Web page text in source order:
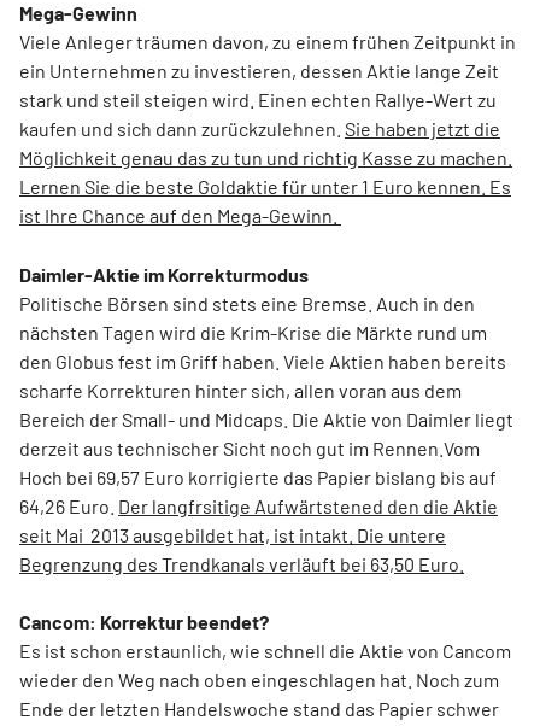
Mega-Gewinn
Viele Anleger träumen davon, zu einem frühen Zeitpunkt in
ein Unternehmen zu investieren, dessen Aktie lange Zeit
stark und steil steigen wird. Einen echten Rallye-Wert zu
kaufen und sich dann zurückzulehnen. Sie haben jetzt die
Möglichkeit genau das zu tun und richtig Kasse zu machen.
Lernen Sie die beste Goldaktie für unter 1 Euro kennen. Es
ist Ihre Chance auf den Mega-Gewinn.
Daimler-Aktie im Korrekturmodus
Politische Börsen sind stets eine Bremse. Auch in den
nächsten Tagen wird die Krim-Krise die Märkte rund um
den Globus fest im Griff haben. Viele Aktien haben bereits
scharfe Korrekturen hinter sich, allen voran aus dem
Bereich der Small- und Midcaps. Die Aktie von Daimler liegt
derzeit aus technischer Sicht noch gut im Rennen.Vom
Hoch bei 69,57 Euro korrigierte das Papier bislang bis auf
64,26 Euro. Der langfrsitige Aufwärtstened den die Aktie
seit Mai 2013 ausgebildet hat, ist intakt. Die untere
Begrenzung des Trendkanals verläuft bei 63,50 Euro.
Cancom: Korrektur beendet?
Es ist schon erstaunlich, wie schnell die Aktie von Cancom
wieder den Weg nach oben eingeschlagen hat. Noch zum
Ende der letzten Handelswoche stand das Papier schwer